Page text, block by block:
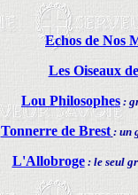
Echos de Nos
Les Oiseaux
Lou Philosophes :
Tonnerre de Brest : un
L'Allobroge: le seul